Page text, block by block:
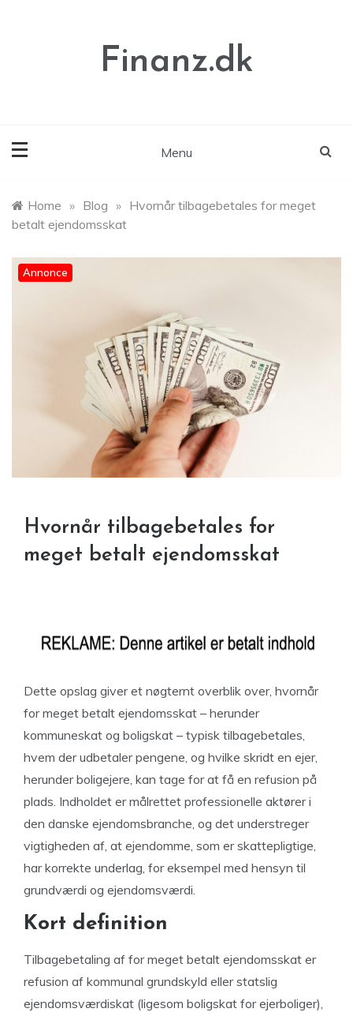
Finanz.dk
Menu
Home » Blog » Hvornår tilbagebetales for meget
betalt ejendomsskat
Annonce
Hvornår tilbagebetales for
meget betalt ejendomsskat
Dette opslag giver et nøgternt overblik over, hvornår
for meget betalt ejendomsskat – herunder
kommuneskat og boligskat – typisk tilbagebetales,
hvem der udbetaler pengene, og hvilke skridt en ejer,
herunder boligejere, kan tage for at få en refusion på
plads. Indholdet er målrettet professionelle aktører i
den danske ejendomsbranche, og det understreger
vigtigheden af, at ejendomme, som er skattepligtige,
har korrekte underlag, for eksempel med hensyn til
grundværdi og ejendomsværdi.
Kort definition
Tilbagebetaling af for meget betalt ejendomsskat er
refusion af kommunal grundskyld eller statslig
ejendomsværdiskat (ligesom boligskat for ejerboliger),